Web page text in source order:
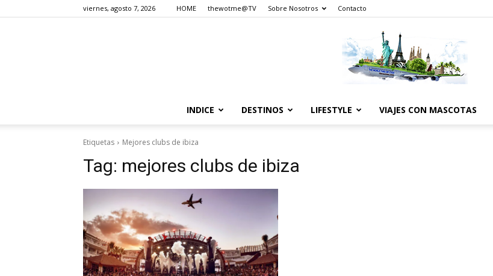
viernes, agosto 7, 2026 HOME thewotme@TV Sobre Nosotros Contacto
INDICE DESTINOS LIFESTYLE VIAJES CON MASCOTAS
Etiquetas Mejores clubs de ibiza
Tag: mejores clubs de ibiza